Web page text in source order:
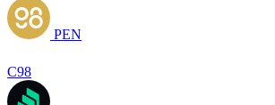
PEN
C98